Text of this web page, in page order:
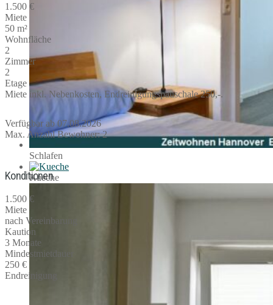
Schlafen
Kueche
1.500 €
Miete
50 m²
Wohnfläche
2
Zimmer
2
Etage
Miete inkl. Nebenkosten, Endreinigungspauschale 250,-.
Verfügbar ab 07.08.2026
Max. Anzahl Bewohner: 2
Konditionen
1.500 €
Miete
nach Vereinbarung
Kaution
3 Monate
Mindestmietdauer
250 €
Endreinigung